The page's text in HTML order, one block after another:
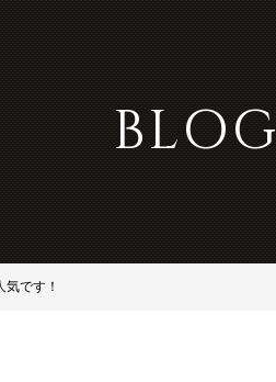
BLOG
です！